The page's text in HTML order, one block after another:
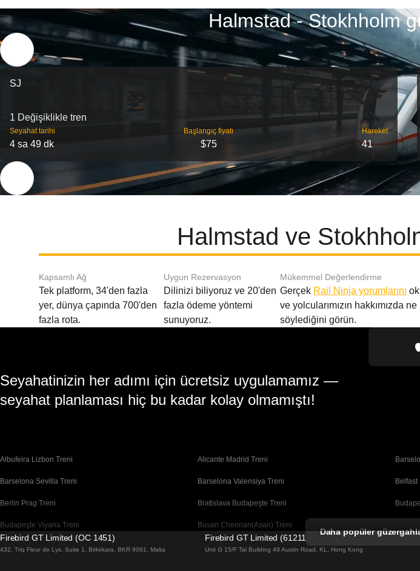
Halmstad - Stokhholm
SJ
1 Değişiklikle tren
Seyahat tarihi
4 sa 49 dk
Başlangıç ​​fiyatı
$75
Hareket
41
Halmstad ve
Kapsamlı Ağ
Tek platform, 34'den fazla
yer, dünya çapında 700'den
fazla rota.
Uygun Rezervasyon
Dilinizi biliyoruz ve 20'den
fazla ödeme yöntemi
sunuyoruz.
Mükemmel Değerlendirme
Gerçek Rail Ninja yorumlarını
ve yolcularımızın hakkımızda ne
söylediğini görün.
Seyahatinizin her adımı için ücretsiz uygulamamız —
seyahat planlaması hiç bu kadar kolay olmamıştı!
Albufeira Lizbon Treni Alicante Madrid Treni
Barselona Sevilla Treni Barselona Valensiya Treni
Berlin Prag Treni Bratislava Budapeşte Treni
Budapeşte Viyana Treni Busan Cheonan(Asan) Treni
Cheonan(Asan) Busan Treni Coimbra Lizbon Treni
Daha popüler
Firebird GT Limited (OC 1451)
432, Triq Fleur de Lys, Suite 1, Birkirkara, BKR 9061, Malta
Firebird GT Limited (61211989)
Unit G 15/F Tal Building 49 Austin Road, KL, Hong Kong